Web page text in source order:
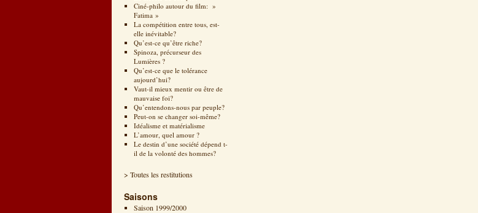
Ciné-philo autour du film: »
Fatima »
La compétition entre tous, est-
elle inévitable?
Qu’est-ce qu’être riche?
Spinoza, précurseur des
Lumières ?
Qu’est-ce que le tolérance
aujourd’hui?
Vaut-il mieux mentir ou être de
mauvaise foi?
Qu’entendons-nous par peuple?
Peut-on se changer soi-même?
Idéalisme et matérialisme
L’amour, quel amour ?
Le destin d’une société dépend t-
il de la volonté des hommes?
> Toutes les restitutions
Saisons
Saison 1999/2000